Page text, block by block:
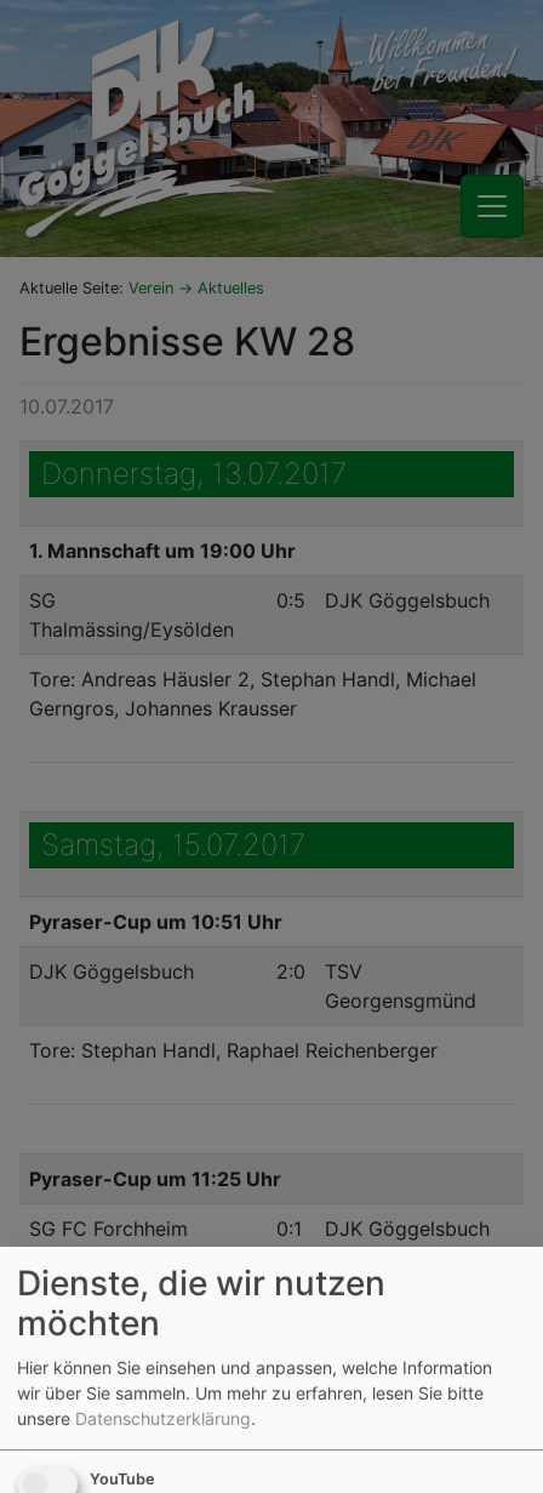
Aktuelle Seite: Verein Aktuelles
Ergebnisse KW 28
10.07.2017
Donnerstag, 13.07.2017
1. Mannschaft um 19:00 Uhr
SG
Thalmässing/Eysölden
0:5 DJK Göggelsbuch
Tore: Andreas Häusler 2, Stephan Handl, Michael
Gerngros, Johannes Krausser
Samstag, 15.07.2017
Pyraser-Cup um 10:51 Uhr
DJK Göggelsbuch 2:0
TSV
Georgensgmünd
Tore: Stephan Handl, Raphael Reichenberger
Pyraser-Cup um 11:25 Uhr
SG FC Forchheim 0:1 DJK Göggelsbuch
Tore: Andreas Häusler
Pyraser-Cup um 13:07 Uhr
SV Rednitzhembach 2:2 DJK Göggelsbuch
Dienste, die wir nutzen
möchten
Hier können Sie einsehen und anpassen, welche Information
wir über Sie sammeln. Um mehr zu erfahren, lesen Sie bitte
unsere Datenschutzerklärung.
YouTube